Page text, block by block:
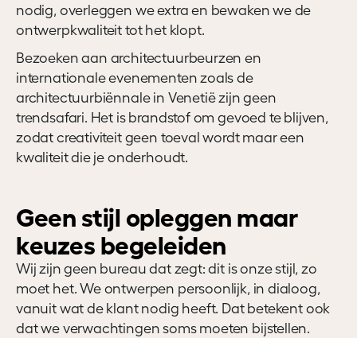
nodig, overleggen we extra en bewaken we de
ontwerpkwaliteit tot het klopt.
Bezoeken aan architectuurbeurzen en
internationale evenementen zoals de
architectuurbiënnale in Venetië zijn geen
trendsafari. Het is brandstof om gevoed te blijven,
zodat creativiteit geen toeval wordt maar een
kwaliteit die je onderhoudt.
Geen stijl opleggen maar
keuzes begeleiden
Wij zijn geen bureau dat zegt: dit is onze stijl, zo
moet het. We ontwerpen persoonlijk, in dialoog,
vanuit wat de klant nodig heeft. Dat betekent ook
dat we verwachtingen soms moeten bijstellen.